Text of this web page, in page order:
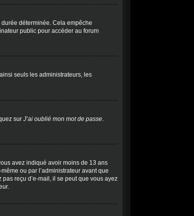
déterminée. Cela empêche
public pour accéder au forum
ainsi seuls les administrateurs, les
sur J’ai oublié mon mot de passe
avez indiqué avoir moins de 13 ans
ou par l’administrateur avant que
reçu d’e-mail, il se peut que vous ayez